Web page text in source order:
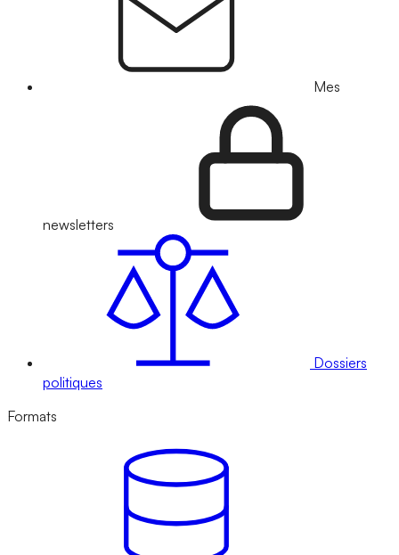
Mes
newsletters
Dossiers
politiques
Formats